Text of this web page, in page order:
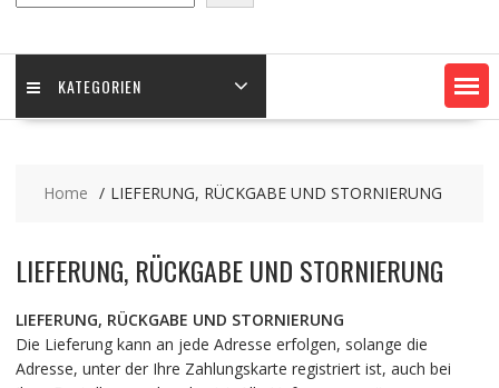
KATEGORIEN
Home LIEFERUNG, RÜCKGABE UND STORNIERUNG
LIEFERUNG, RÜCKGABE UND STORNIERUNG
LIEFERUNG, RÜCKGABE UND STORNIERUNG
Die Lieferung kann an jede Adresse erfolgen, solange die
Adresse, unter der Ihre Zahlungskarte registriert ist, auch bei